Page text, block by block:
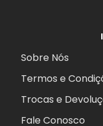
Sobre Nós
Termos e
Trocas e
Fale Conosco